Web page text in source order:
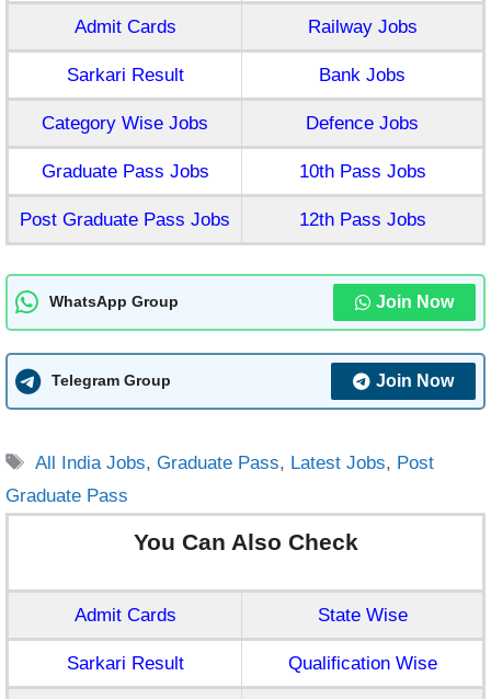
Admit Cards Railway Jobs
Sarkari Result Bank Jobs
Category Wise Jobs Defence Jobs
Graduate Pass Jobs 10th Pass Jobs
Post Graduate Pass Jobs 12th Pass Jobs
WhatsApp Group Join Now
Telegram Group Join Now
Tags
All India Jobs,Graduate Pass, Latest Jobs, Post
Graduate Pass
You Can Also Check
Admit Cards State Wise
Sarkari Result Qualification Wise